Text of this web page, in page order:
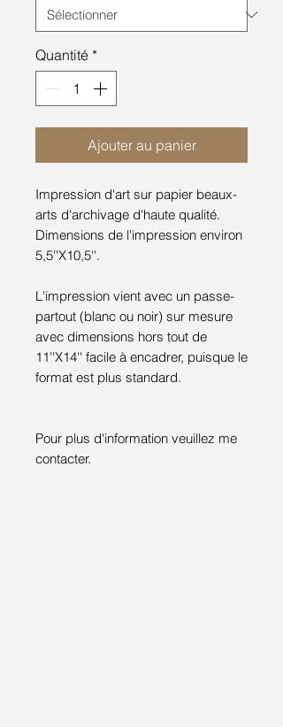
Quantité *
Ajouter au panier
Impression d'art sur papier beaux-
arts d'archivage d'haute qualité.
Dimensions de l'impression environ
5,5''X10,5''.
L'impression vient avec un passe-
partout (blanc ou noir) sur mesure
avec dimensions hors tout de
11''X14'' facile à encadrer, puisque le
format est plus standard.
Pour plus d'information veuillez me
contacter.